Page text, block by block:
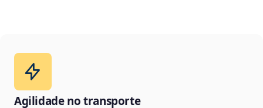
Agilidade no transporte